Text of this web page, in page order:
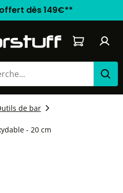
dès 149€**
Le panier
de bar
- 20 cm